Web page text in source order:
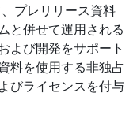
プレリリース資料
と併せて運用される
よび開発をサポート
料を使用する非独占
びライセンスを付与